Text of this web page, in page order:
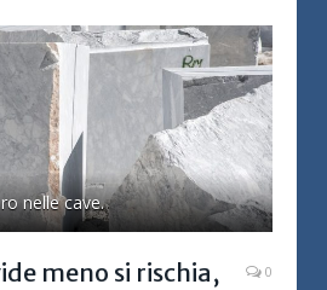
nelle cave.
meno si rischia,
0